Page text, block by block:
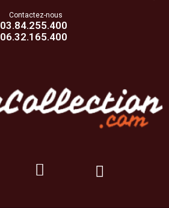
Contactez-nous
03.84.255.400
06.32.165.400